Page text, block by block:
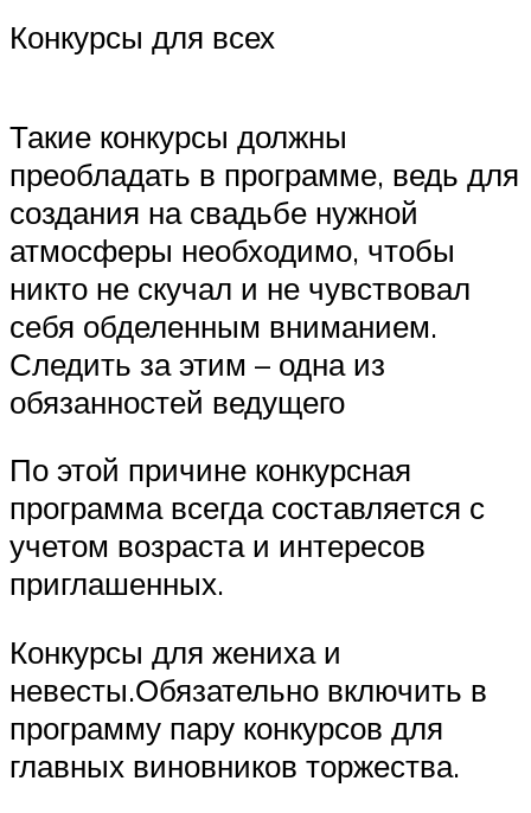
Конкурсы для всех
Такие конкурсы должны
преобладать в программе, ведь для
создания на свадьбе нужной
атмосферы необходимо, чтобы
никто не скучал и не чувствовал
себя обделенным вниманием.
Следить за этим – одна из
обязанностей ведущего
По этой причине конкурсная
программа всегда составляется с
учетом возраста и интересов
приглашенных.
Конкурсы для жениха и
невесты.Обязательно включить в
программу пару конкурсов для
главных виновников торжества.